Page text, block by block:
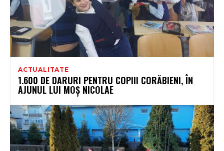
ACTUALITATE
1.600 DE DARURI PENTRU COPIII CORĂBIENI, ÎN
AJUNUL LUI MOȘ NICOLAE